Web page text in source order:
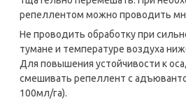
репеллентом можно проводить
Не проводить обработку при
тумане и температуре воздуха
Для повышения устойчивости к
смешивать репеллент с
100мл/га).